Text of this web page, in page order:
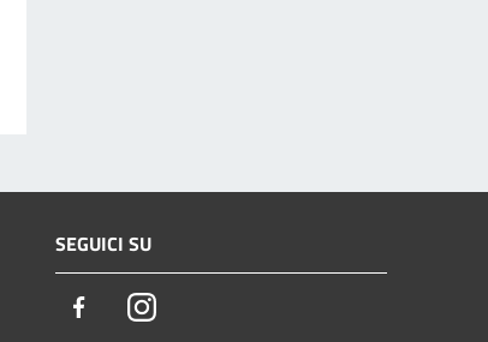
SEGUICI SU
FacebookInstagram